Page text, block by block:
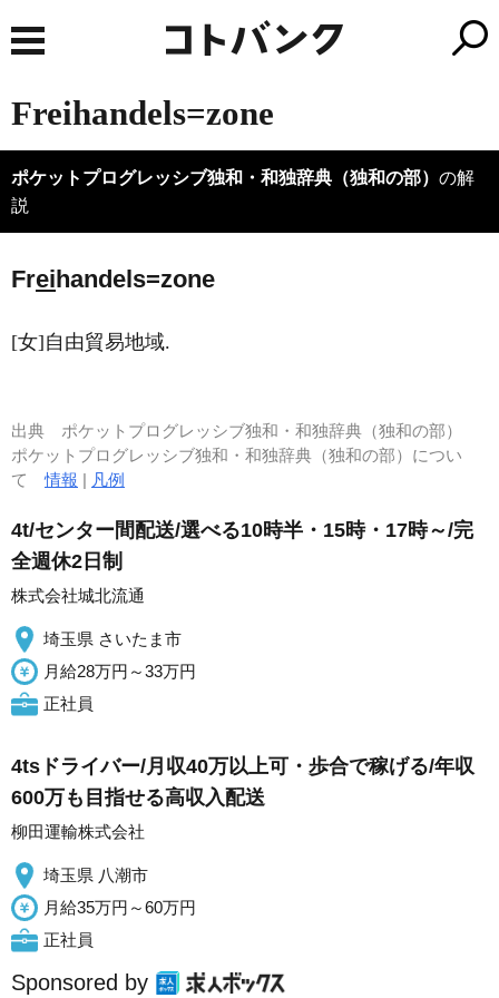
Freihandels=zone
ポケットプログレッシブ独和・和独辞典（独和の部） の解
説
Freihandels=zone
[女]自由貿易地域.
出典 ポケットプログレッシブ独和・和独辞典（独和の部）
ポケットプログレッシブ独和・和独辞典（独和の部）につい
て情報 | 凡例
4t/センター間配送/選べる10時半・15時・17時～/完
全週休2日制
株式会社城北流通
埼玉県 さいたま市
月給28万円～33万円
正社員
4tsドライバー/月収40万以上可・歩合で稼げる/年収
600万も目指せる高収入配送
柳田運輸株式会社
埼玉県 八潮市
月給35万円～60万円
正社員
Sponsored by